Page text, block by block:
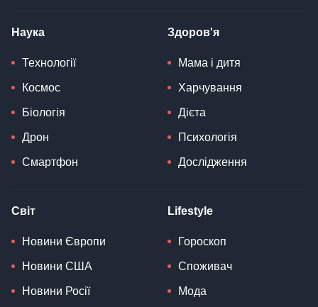
Наука
Технології
Космос
Біологія
Дрон
Смартфон
Здоров'я
Мама і дитя
Харчування
Дієта
Психологія
Дослідження
Світ
Новини Європи
Новини США
Новини Росії
Lifestyle
Гороскоп
Споживач
Мода